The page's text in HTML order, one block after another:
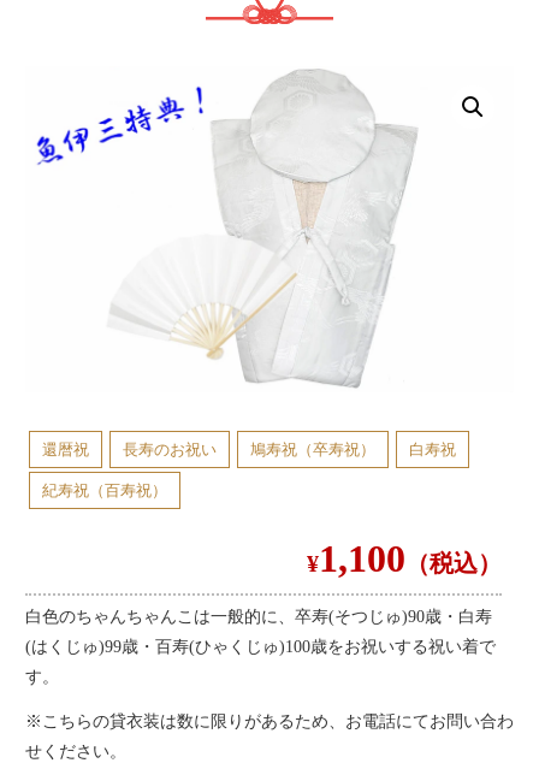
一品料理
会社案内
お問い合わせ
サイトマップ
還暦祝 長寿のお祝い 鳩寿祝（卒寿祝） 白寿祝
紀寿祝（百寿祝）
¥1,100 （税込）
白色のちゃんちゃんこは一般的に、卒寿(そつじゅ)90歳・白寿
(はくじゅ)99歳・百寿(ひゃくじゅ)100歳をお祝いする祝い着で
す。
※ こちらの貸衣装は数に限りがあるため、お電話にてお問い合わ
せください。